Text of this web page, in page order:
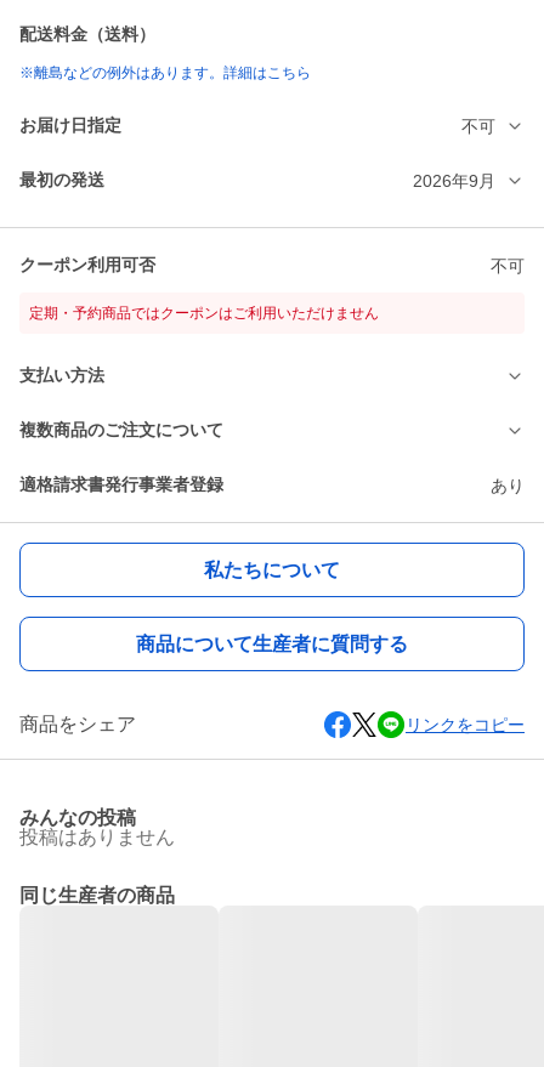
配送料金（送料）
※離島などの例外はあります。詳細はこちら
お届け日指定 不可
最初の発送 2026年9月
クーポン利用可否 不可
定期・予約商品ではクーポンはご利用いただけません
支払い方法
複数商品のご注文について
適格請求書発行事業者登録 あり
私たちについて
商品について生産者に質問する
商品をシェア リンクをコピー
みんなの投稿
投稿はありません
同じ生産者の商品